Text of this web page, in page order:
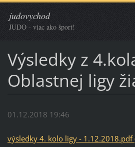
judovychod
JUDO - viac ako šport!
Výsledky z
Oblastnej ligy
01.12.2018 19:46
výsledky 4. kolo ligy - 1.12.2018.pdf